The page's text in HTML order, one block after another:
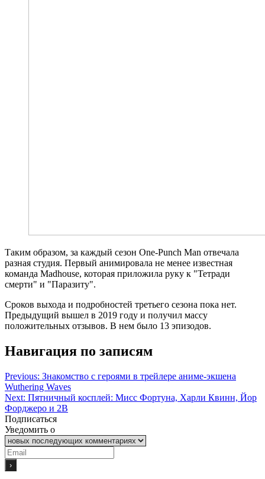
Таким образом, за каждый сезон One-Punch Man отвечала
разная студия. Первый анимировала не менее известная
команда Madhouse, которая приложила руку к "Тетради
смерти" и "Паразиту".
Сроков выхода и подробностей третьего сезона пока нет.
Предыдущий вышел в 2019 году и получил массу
положительных отзывов. В нем было 13 эпизодов.
Навигация по записям
Previous: Знакомство с героями в трейлере аниме-экшена
Wuthering Waves
Next: Пятничный косплей: Мисс Фортуна, Харли Квинн, Йор
Форджеро и 2B
Подписаться
Уведомить о